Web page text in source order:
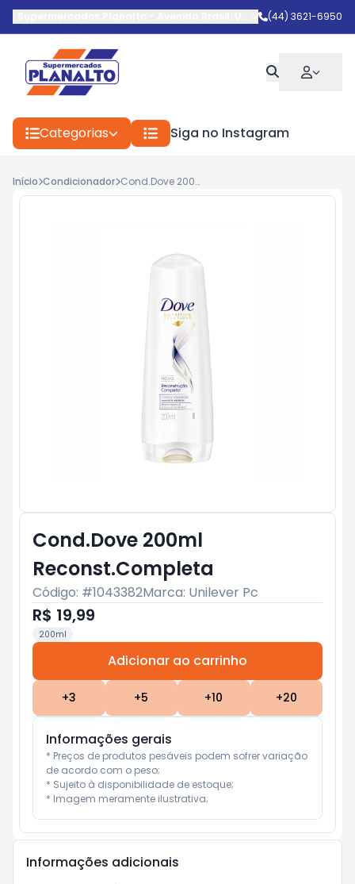
Umuarama- PR
(44) 3621-6950
Categorias Siga no Instagram
Início Condicionador Cond.Dove 200ml Reconst.Completa
Cond.Dove 200ml
Reconst.Completa
Código: #1043382Marca: Unilever Pc
R$ 19,99
200ml
Adicionar ao carrinho
+3 +5 +10 +20
Informações gerais
* Preços de produtos pesáveis podem sofrer variação
de acordo com o peso;
* Sujeito à disponibilidade de estoque;
* Imagem meramente ilustrativa;
Informações adicionais